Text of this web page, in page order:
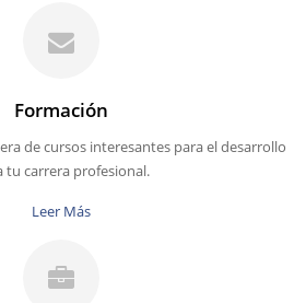
Formación
de cursos interesantes para el desarrollo
tu carrera profesional.
Leer Más